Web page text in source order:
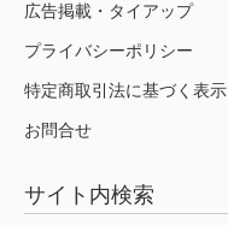
広告掲載・タイアップ
プライバシーポリシー
特定商取引法に基づく表示
お問合せ
サイト内検索